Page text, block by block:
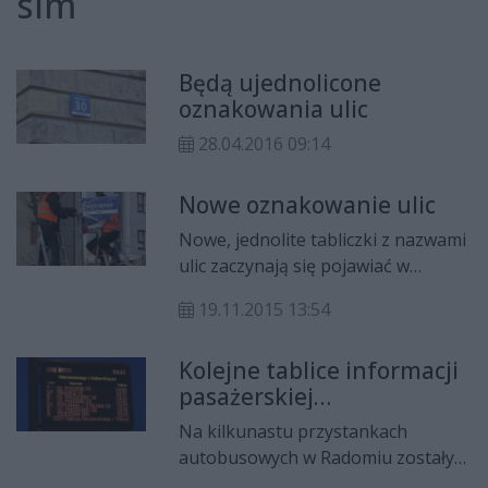
Będą ujednolicone
oznakowania ulic
28.04.2016 09:14
Nowe oznakowanie ulic
Nowe, jednolite tabliczki z nazwami
ulic zaczynają się pojawiać w
Systemu Informacji Miejskiej.
Idalinie, Glinicach i Dzierzkowie. W
najbliższych dniach będą
montowane w wielu innych
częściach miasta, przede wszystkim
tam, gdzie stare informacje były już
19.11.2015 13:54
Kolejne tablice informacji
pasażerskiej
zamontowane
Na kilkunastu przystankach
autobusowych w Radomiu zostały